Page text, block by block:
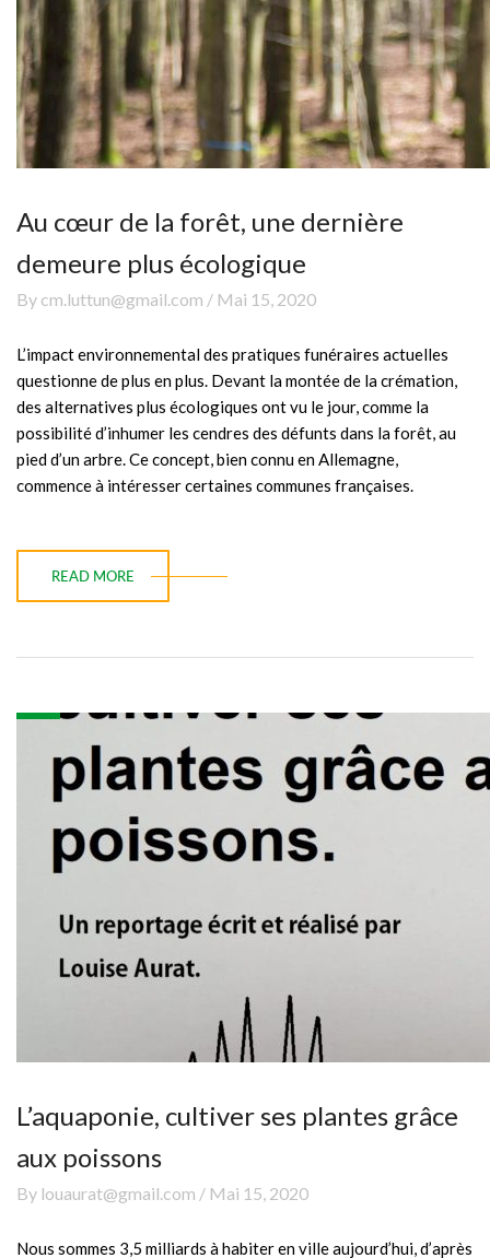
Au cœur de la forêt, une dernière
demeure plus écologique
By cm.luttun@gmail.com / Mai 15, 2020
L’impact environnemental des pratiques funéraires actuelles
questionne de plus en plus. Devant la montée de la crémation,
des alternatives plus écologiques ont vu le jour, comme la
possibilité d’inhumer les cendres des défunts dans la forêt, au
pied d’un arbre. Ce concept, bien connu en Allemagne,
commence à intéresser certaines communes françaises.
READ MORE
L’aquaponie, cultiver ses plantes grâce
aux poissons
By louaurat@gmail.com / Mai 15, 2020
Nous sommes 3,5 milliards à habiter en ville aujourd’hui, d’après